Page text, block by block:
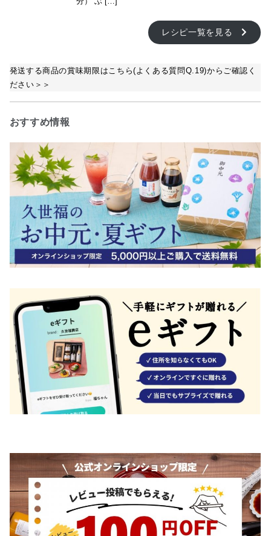
レシピ一覧を見る
発送する商品の賞味期限はこちら(よくある質問Q.19)からご確認く
ださい＞＞
おすすめ情報